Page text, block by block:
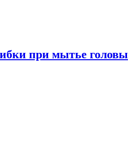
при мытье головы